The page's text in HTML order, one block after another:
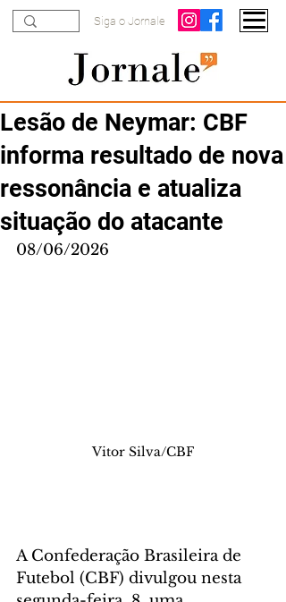
Siga o Jornale
Lesão de Neymar: CBF
informa resultado de nova
ressonância e atualiza
situação do atacante
08/06/2026
Vitor Silva/CBF
A Confederação Brasileira de
Futebol (CBF) divulgou nesta